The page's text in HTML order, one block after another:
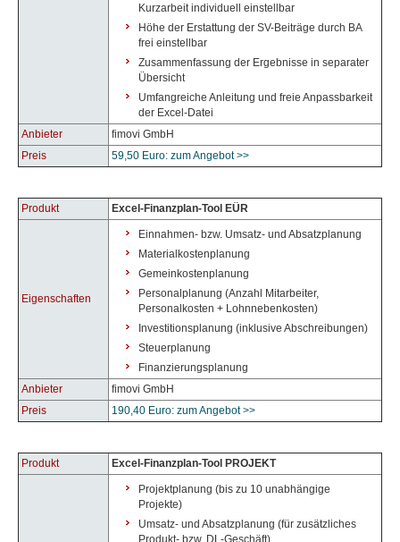
Kurzarbeit individuell einstellbar
Höhe der Erstattung der SV-Beiträge durch BA
frei einstellbar
Zusammenfassung der Ergebnisse in separater
Übersicht
Umfangreiche Anleitung und freie Anpassbarkeit
der Excel-Datei
Anbieter
fimovi GmbH
Preis
59,50 Euro: zum Angebot >>
Produkt Excel-Finanzplan-Tool EÜR
Eigenschaften
Einnahmen- bzw. Umsatz- und Absatzplanung
Materialkostenplanung
Gemeinkostenplanung
Personalplanung (Anzahl Mitarbeiter,
Personalkosten + Lohnnebenkosten)
Investitionsplanung (inklusive Abschreibungen)
Steuerplanung
Finanzierungsplanung
Anbieter
fimovi GmbH
Preis
190,40 Euro: zum Angebot >>
Produkt Excel-Finanzplan-Tool PROJEKT
Projektplanung (bis zu 10 unabhängige
Projekte)
Umsatz- und Absatzplanung (für zusätzliches
Produkt- bzw. DL-Geschäft)